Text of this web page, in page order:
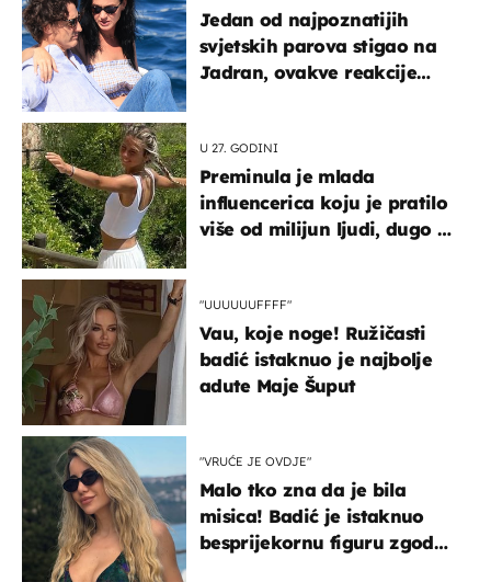
Jedan od najpoznatijih
svjetskih parova stigao na
Jadran, ovakve reakcije
U 27. GODINI
Preminula je mlada
influencerica koju je pratilo
više od milijun ljudi, dugo se
"UUUUUUFFFF"
Vau, koje noge! Ružičasti
badić istaknuo je najbolje
adute Maje Šuput
"VRUĆE JE OVDJE"
Malo tko zna da je bila
misica! Badić je istaknuo
besprijekornu figuru zgodne